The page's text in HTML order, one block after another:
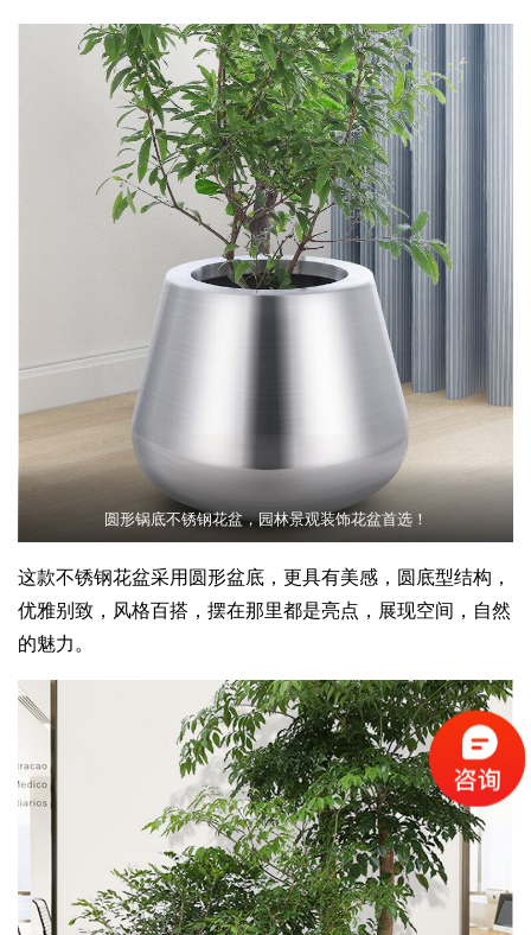
圆形锅底不锈钢花盆，园林景观装饰花盆首选！
这款不锈钢花盆采用圆形盆底，更具有美感，圆底型结构，
优雅别致，风格百搭，摆在那里都是亮点，展现空间，自然
的魅力。